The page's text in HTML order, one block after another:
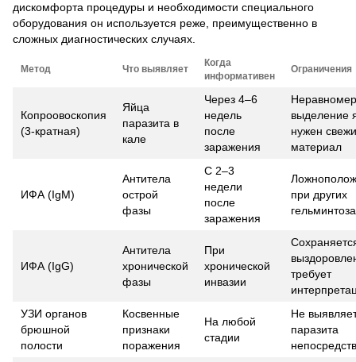
дискомфорта процедуры и необходимости специального
оборудования он используется реже, преимущественно в
сложных диагностических случаях.
Метод Что выявляет
Когда
информативен
Ограничения
Копроовоскопия
(3-кратная)
Яйца
паразита в
кале
Через 4–6
недель
после
заражения
выделение
нужен
материал
ИФА (IgM)
Антитела
острой
фазы
С 2–3
недели
после
заражения
при других
ИФА (IgG)
Антитела
хронической
фазы
При
хронической
инвазии
требует
УЗИ органов
брюшной
полости
Косвенные
признаки
поражения
На любой
стадии
Не
паразита